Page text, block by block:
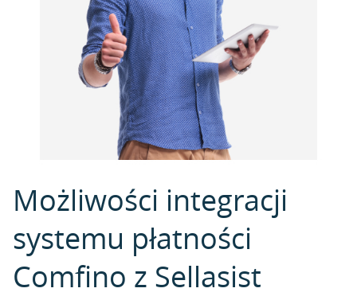
Możliwości integracji
systemu płatności
Comfino z Sellasist